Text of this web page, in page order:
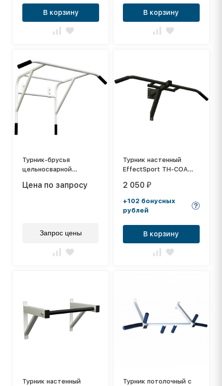
В корзину В корзину
Турник-брусья
цельносварной
(на крюках, белый)
Цена по запросу
Запрос цены
Турник настенный
EffectSport ТН-СОА
антик-серебро)
2 050₽
+102 бонусных
рублей
В корзину
Турник настенный
Турник потолочный с